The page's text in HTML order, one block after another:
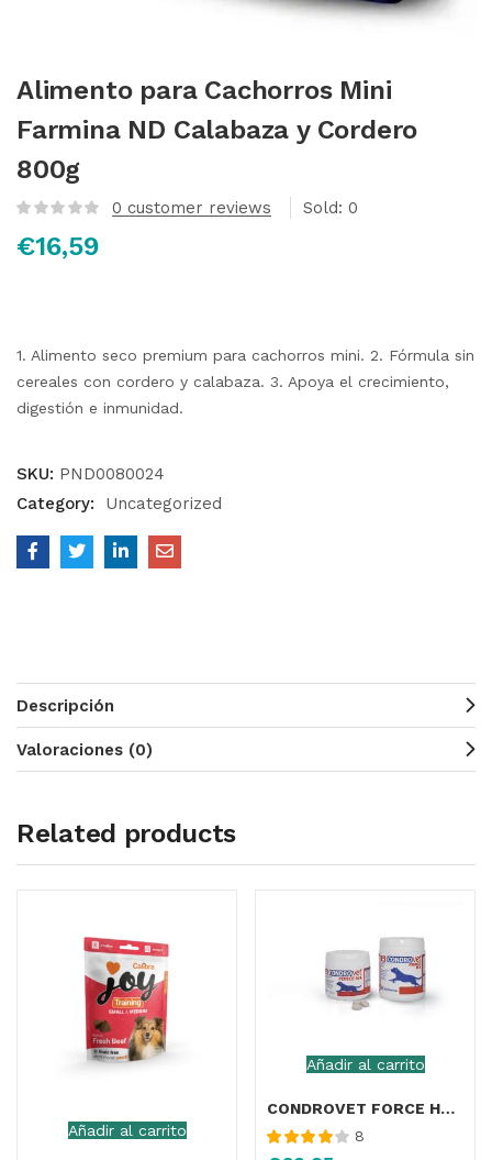
Alimento para Cachorros Mini
Farmina ND Calabaza y Cordero
800g
0 customer reviews Sold: 0
€16,59
1. Alimento seco premium para cachorros mini. 2. Fórmula sin
cereales con cordero y calabaza. 3. Apoya el crecimiento,
digestión e inmunidad.
SKU: PND0080024
Category:
Uncategorized
Descripción
Valoraciones (0)
Related products
Añadir al carrito
Añadir al carrito
CONDROVET FORCE HA 120 COMPRIMIDOS
Valorado
8